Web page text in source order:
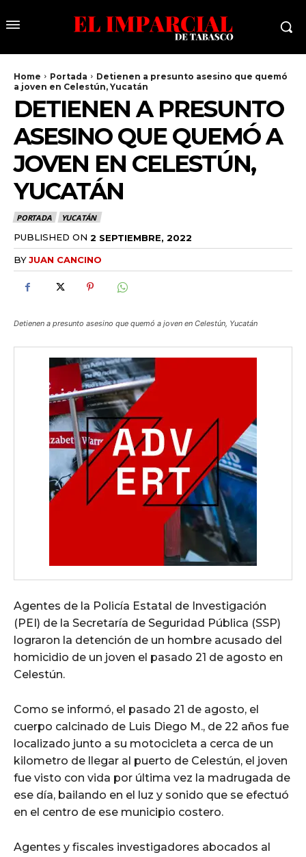
Home Portada
Detienen a presunto asesino que quemó
a joven en Celestún, Yucatán
DETIENEN A PRESUNTO
ASESINO QUE QUEMÓ A
JOVEN EN CELESTÚN,
YUCATÁN
PORTADA YUCATÁN
PUBLISHED ON 2 SEPTIEMBRE, 2022
BYJUAN CANCINO
Detienen a presunto asesino que quemó a joven en Celestún, Yucatán
Agentes de la Policía Estatal de Investigación
(PEI) de la Secretaría de Seguridad Pública (SSP)
lograron la detención de un hombre acusado del
homicidio de un joven el pasado 21 de agosto en
Celestún.
Como se informó, el pasado 21 de agosto, el
cuerpo calcinado de Luis Diego M., de 22 años fue
localizado junto a su motocicleta a cerca de un
kilometro de llegar al puerto de Celestún, el joven
fue visto con vida por última vez la madrugada de
ese día, bailando en el luz y sonido que se efectuó
en el centro de ese municipio costero.
Agentes y fiscales investigadores abocados al